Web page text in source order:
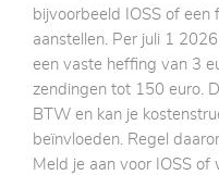
bijvoorbeeld IOSS of
aanstellen. Per juli 1
een vaste heffing van 3
zendingen tot 150 euro.
BTW en kan je
beïnvloeden. Regel
Meld je aan voor IOSS